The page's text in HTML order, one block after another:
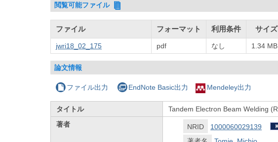
閲覧可能ファイル
ファイル フォーマット 利用条件 サイズ
jwri18_02_175 pdf なし 1.34 MB
論文情報
ファイル出力 EndNote Basic出力 Mendeley出力
タイトル
Tandem Electron Beam Welding
著者
NRID
1000060029139